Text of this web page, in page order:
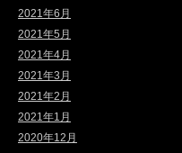
2021年6月
2021年5月
2021年4月
2021年3月
2021年2月
2021年1月
2020年12月